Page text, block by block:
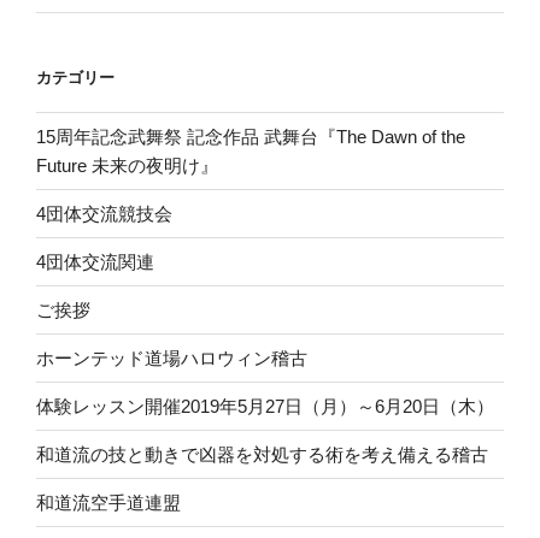
カテゴリー
15周年記念武舞祭 記念作品 武舞台『The Dawn of the
Future 未来の夜明け』
4団体交流競技会
4団体交流関連
ご挨拶
ホーンテッド道場ハロウィン稽古
体験レッスン開催2019年5月27日（月）～6月20日（木）
和道流の技と動きで凶器を対処する術を考え備える稽古
和道流空手道連盟